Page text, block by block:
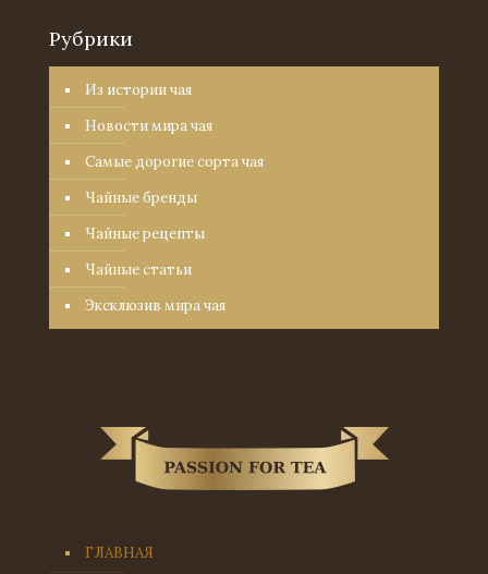
Рубрики
Из истории чая
Новости мира чая
Самые дорогие сорта чая
Чайные бренды
Чайные рецепты
Чайные статьи
Эксклюзив мира чая
ГЛАВНАЯ